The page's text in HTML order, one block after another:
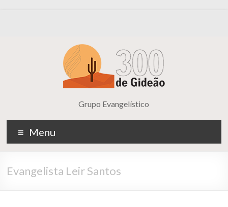
Grupo Evangelístico
Menu
Evangelista Leir Santos